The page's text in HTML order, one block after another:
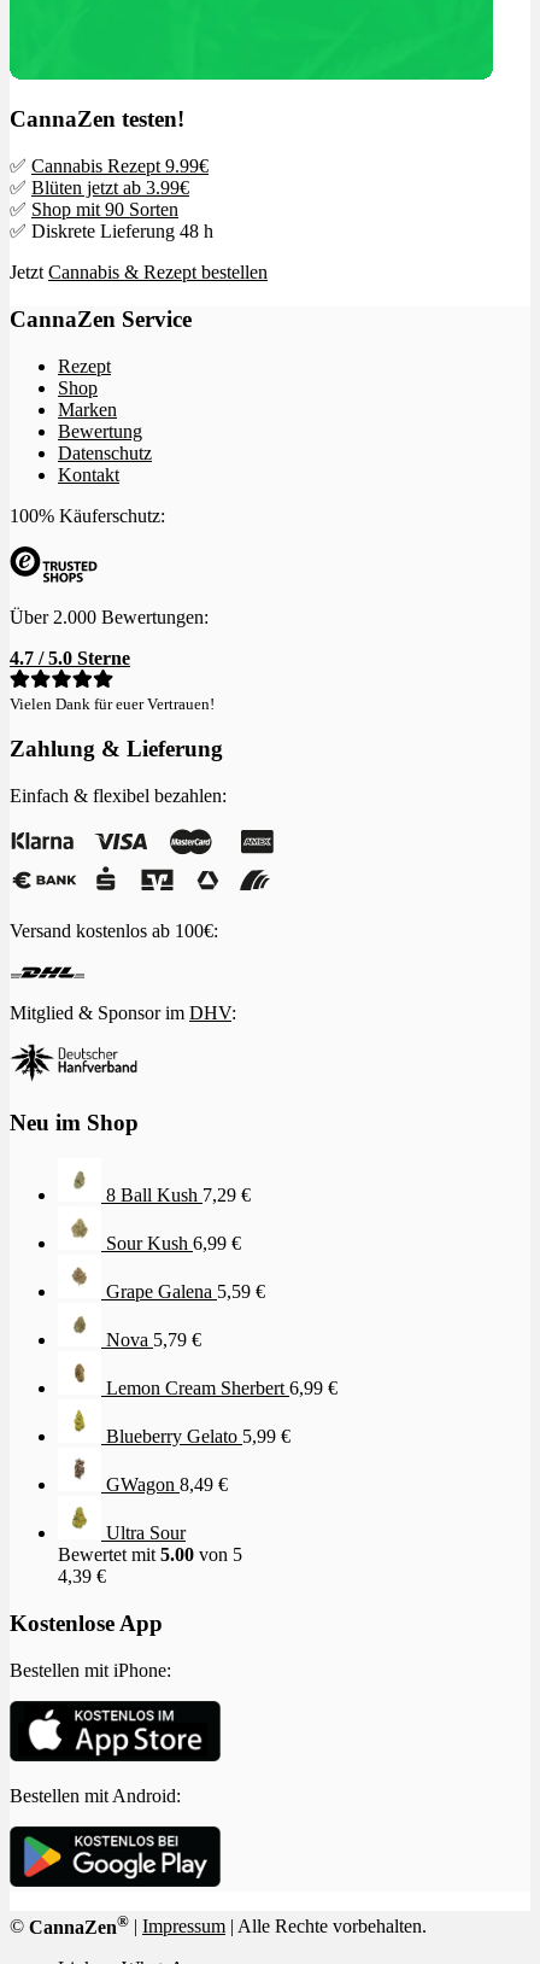
CannaZen testen!
✅ Cannabis Rezept 9.99€
✅ Blüten jetzt ab 3.99€
✅ Shop mit 90 Sorten
✅ Diskrete Lieferung 48 h
Jetzt Cannabis & Rezept bestellen
CannaZen Service
Rezept
Shop
Marken
Bewertung
Datenschutz
Kontakt
100% Käuferschutz:
Über 2.000 Bewertungen:
4.7 / 5.0 Sterne
Vielen Dank für euer Vertrauen!
Zahlung & Lieferung
Einfach & flexibel bezahlen:
Versand kostenlos ab 100€:
Mitglied & Sponsor im DHV:
Neu im Shop
8 Ball Kush 7,29 €
Sour Kush 6,99 €
Grape Galena 5,59 €
Nova 5,79 €
Lemon Cream Sherbert 6,99 €
Blueberry Gelato 5,99 €
GWagon 8,49 €
Ultra Sour
Bewertet mit 5.00 von 5
4,39 €
Kostenlose App
Bestellen mit iPhone:
Bestellen mit Android:
© CannaZen® Impressum | Alle Rechte vorbehalten.